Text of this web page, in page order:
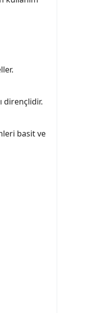
dirençlidir.
basit ve